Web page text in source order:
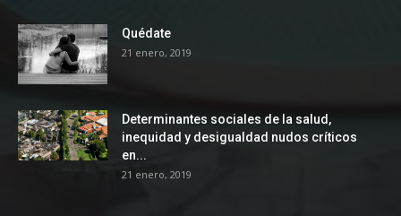
Quédate
21 enero, 2019
Determinantes sociales de la salud,
inequidad y desigualdad nudos críticos
en...
21 enero, 2019